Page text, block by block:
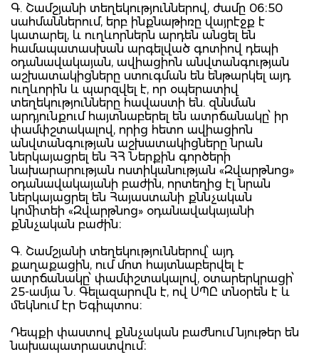
Գ. Շամշյանի տեղեկություններով, ժամը 06։50
սահմաններում, երբ ինքնաթիռը վայրէջք է
կատարել, և ուղևորներն արդեն անցել են
համապատասխան արգելված գոտիով դեպի
օդանավակայան, ավիացիոն անվտանգության
աշխատակիցները ստուգման են ենթարկել այդ
ուղևորին և պարզվել է, որ օպերատիվ
տեղեկությունները հավաստի են. զննման
արդյունքում հայտնաբերել են ատրճանակը՝ իր
փամփշտակալով, որից հետո ավիացիոն
անվտանգության աշխատակիցները նրան
ներկայացրել են ՀՀ Ներքին գործերի
նախարարության ոստիկանության «Զվարթնոց»
օդանավակայանի բաժին, որտեղից էլ նրան
ներկայացրել են Հայաստանի քննչական
կոմիտեի «Զվարթնոց» օդանավակայանի
քննչական բաժին։
Գ. Շամշյանի տեղեկություններով՝ այդ
քաղաքացին, ում մոտ հայտնաբերվել է
ատրճանակը՝ փամփշտակալով, օտարերկրացի՝
25-ամյա Ն. Գելազարովն է, ով ՍՊԸ տնօրեն է և
մեկնում էր Եգիպտոս։
Դեպքի փաստով քննչական բաժնում նյութեր են
նախապատրաստվում։